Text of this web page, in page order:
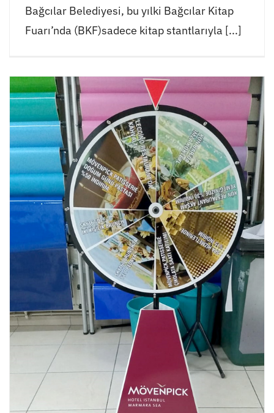
Bağcılar Belediyesi, bu yılki Bağcılar Kitap
Fuarı’nda (BKF)sadece kitap stantlarıyla [...]